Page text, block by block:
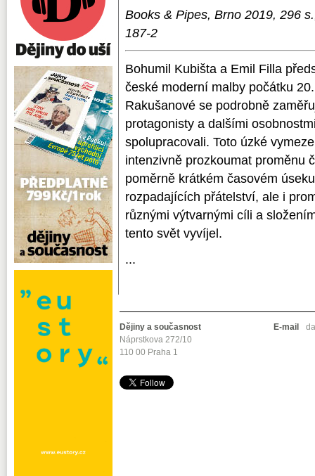
Books & Pipes, Brno 2019, 296
187-2
Bohumil Kubišta a Emil Filla
české moderní malby počátku
Rakušanové se podrobně
protagonisty a dalšími
spolupracovali. Toto úzké
intenzivně prozkoumat proměnu
poměrně krátkém časovém
rozpadajících přátelství, ale i
různými výtvarnými cíli a
tento svět vyvíjel.
...
Dějiny a současnost
Náprstkova 272/10
110 00 Praha 1
E-mail